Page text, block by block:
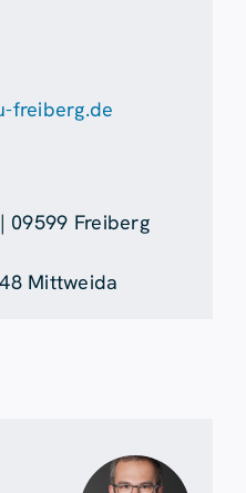
freiberg.de
09599 Freiberg
Mittweida